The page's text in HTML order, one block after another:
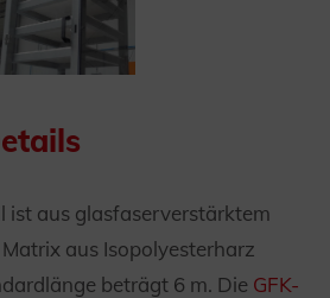
ist aus glasfaserverstärktem
aus Isopolyesterharz
beträgt 6 m. Die GFK-